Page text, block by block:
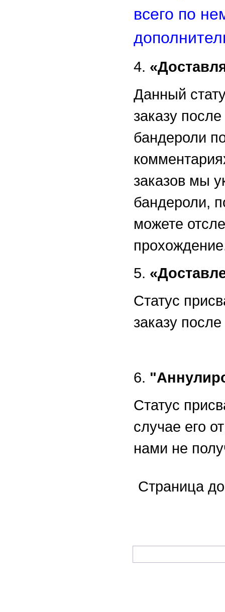
всего по
4.
Данный
заказу
бандероли
заказов мы
бандероли,
можете
5.
Статус
заказу
6.
Статус
случае его
нами не
Страница